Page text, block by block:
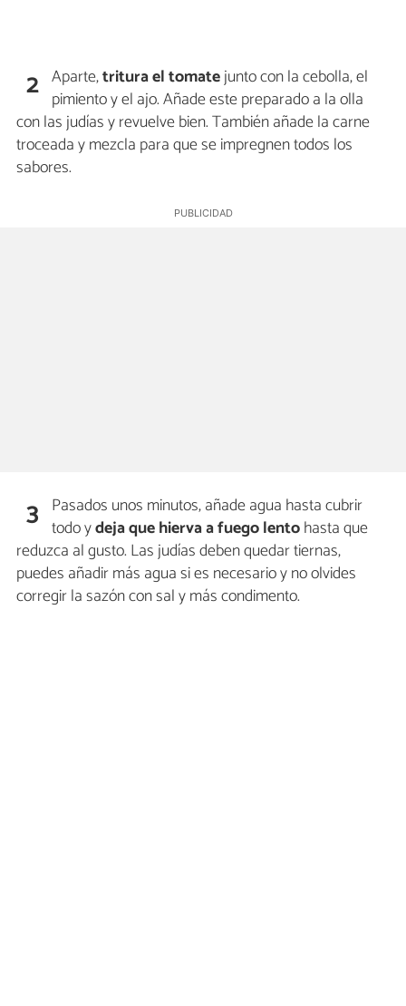
2 Aparte,tritura el tomatejunto con la cebolla, el
pimiento y el ajo. Añade este preparado a la olla
con las judías y revuelve bien. También añade la carne
troceada y mezcla para que se impregnen todos los
sabores.
3 Pasados unos minutos, añade agua hasta cubrir
todo ydeja que hierva a fuego lentohasta que
reduzca al gusto. Las judías deben quedar tiernas,
puedes añadir más agua si es necesario y no olvides
corregir la sazón con sal y más condimento.